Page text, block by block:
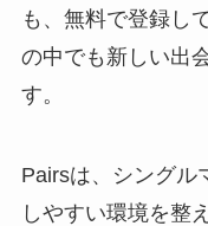
も、無料で登録し
の中でも新しい出
す。
Pairsは、シングル
しやすい環境を整